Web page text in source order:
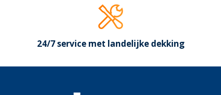
24/7 service met landelijke dekking